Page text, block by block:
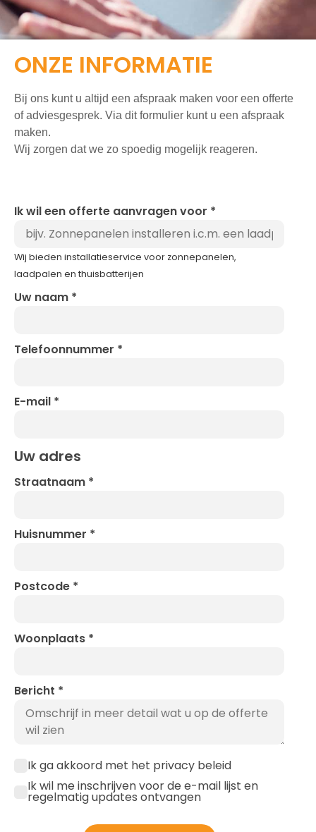
ONZE INFORMATIE
Bij ons kunt u altijd een afspraak maken voor een offerte
of adviesgesprek. Via dit formulier kunt u een afspraak
maken.
Wij zorgen dat we zo spoedig mogelijk reageren.
Ik wil een offerte aanvragen voor *
Wij bieden installatieservice voor zonnepanelen,
laadpalen en thuisbatterijen
Uw naam *
Telefoonnummer *
E-mail *
Uw adres
Straatnaam *
Huisnummer *
Postcode *
Woonplaats *
Bericht *
Ik ga akkoord met het privacy beleid
Ik wil me inschrijven voor de e-mail lijst en
regelmatig updates ontvangen